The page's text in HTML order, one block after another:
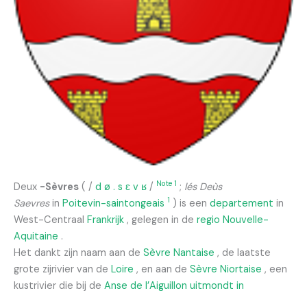
Deux -Sèvres ( / d ø . s ɛ v ʁ / Note 1 ; lés Deùs
Saevresin Poitevin-saintongeais 1 ) is een departement in
West-Centraal Frankrijk , gelegen in de regio Nouvelle-
Aquitaine .
Het dankt zijn naam aan de Sèvre Nantaise , de laatste
grote zijrivier van de Loire , en aan de Sèvre Niortaise , een
kustrivier die bij de Anse de l’Aiguillon uitmondt in